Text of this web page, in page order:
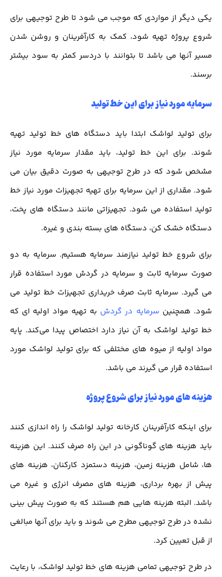
یکی دیگر از مواردی که موجب می شود تا طرح توجیهی برای
شروع پروژه تهیه شود، کمک به کارآفرینان و روشن شدن
مسیر آنها می باشد تا بتوانند با دردسر کمتر به سود بیشتر
برسند.
سرمایه مورد نیاز برای این خط تولید
برای تولید لواشک ابتدا باید دستگاه های خط تولید تهیه
شوند. برای این خط تولید، باید مقدار سرمایه مورد نیاز
مشخص شود که در طرح توجیهی به صورت دقیق بیان می
شود. مقداری از این سرمایه برای تهیه تجهیزات مورد نیاز خط
تولید استفاده می شود. تجهیزاتی مانند دستگاه های پخت،
دستگاه خشک کن، دستگاه های بسته بندی و غیره.
برای شروع خط تولید نیازمند سرمایه هستیم. سرمایه به دو
صورت سرمایه ثابت و سرمایه در گردش مورد استفاده قرار
می گیرد. سرمایه ثابت صرف خریداری تجهیزات خط تولید می
شود. همچنین سرمایه در گردش به تهیه مواد اولیه ای که
خط تولید لواشک به آن نیاز دارد اختصاص پیدا می‌کند. پایه
مواد اولیه از میوه های مختلفی که برای تولید لواشک مورد
استفاده قرار می گیرند می باشد.
هزینه های مورد نیاز برای شروع پروژه
برای اینکه کارآفرینان کارخانه تولید لواشک را راه اندازی کنند
باید هزینه های گوناگونی در این راه صرف کنند. این هزینه
ها، شامل هزینه زمین، هزینه دستمزد کارکنان، هزینه های
پیش از بهره برداری، هزینه های مصرف انرژی و غیره می
باشد. البته هزینه هایی هم هستند که به صورت پیش بینی
نشده در طرح توجیهی مطرح می شوند و باید برای آنها مبالغی
از قبل تعیین کرد.
در طرح توجیهی تمامی هزینه های خط تولید لواشک، با رعایت